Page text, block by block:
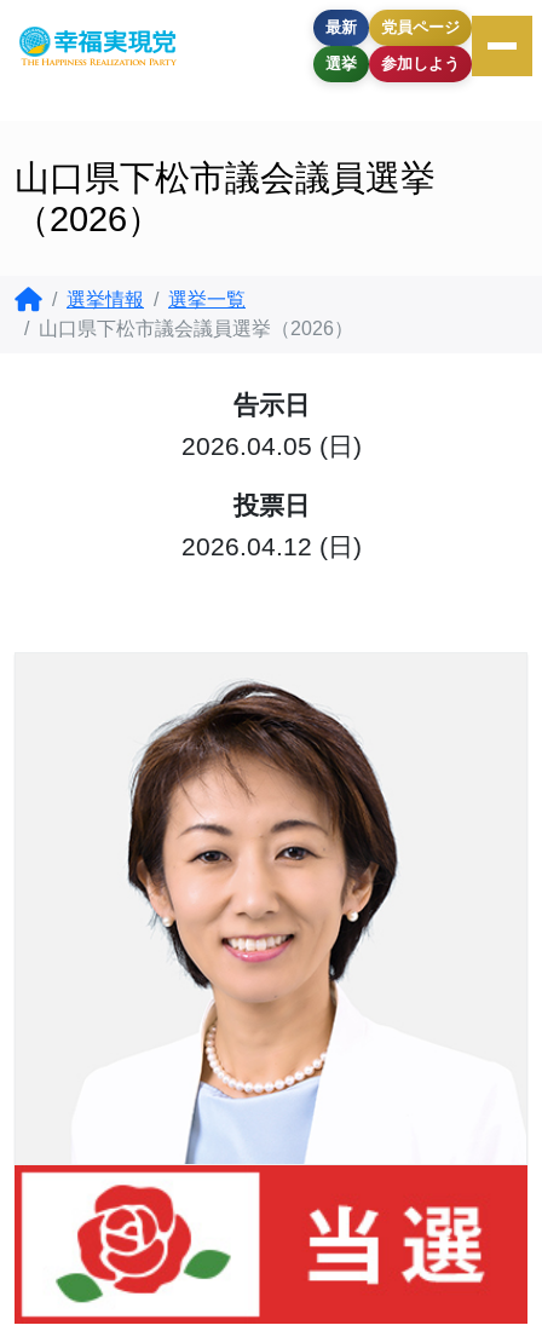
最新
選挙
党員ページ
参加しよう
山口県下松市議会議員選挙
（2026）
選挙情報
選挙一覧
山口県下松市議会議員選挙（2026）
告示日
2026.04.05 (日)
投票日
2026.04.12 (日)